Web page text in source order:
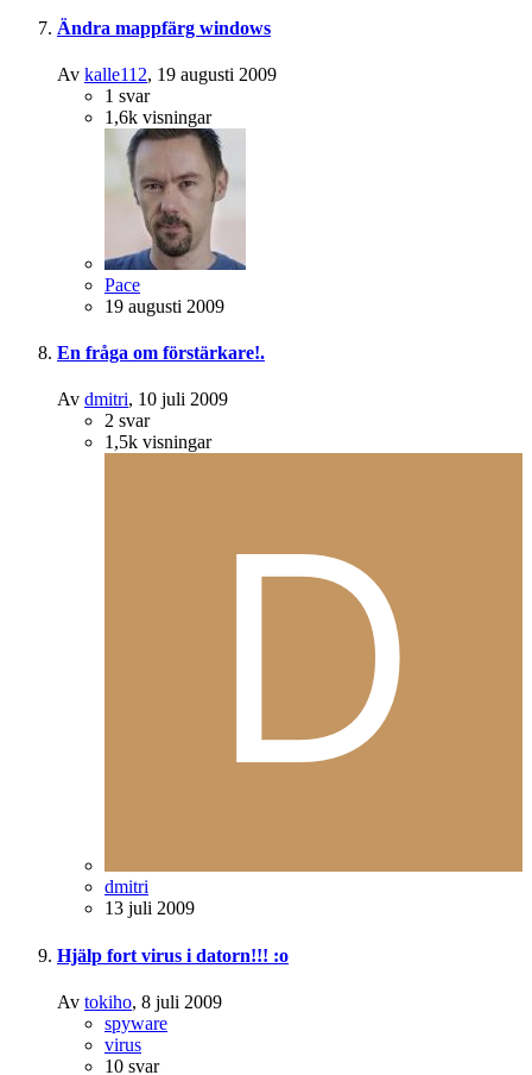
Ändra mappfärg windows
Av kalle112, 19 augusti 2009
1 svar
1,6k visningar
Pace
19 augusti 2009
En fråga om förstärkare!.
Av dmitri, 10 juli 2009
2 svar
1,5k visningar
dmitri
13 juli 2009
Hjälp fort virus i datorn!!! :o
Av tokiho, 8 juli 2009
spyware
virus
10 svar